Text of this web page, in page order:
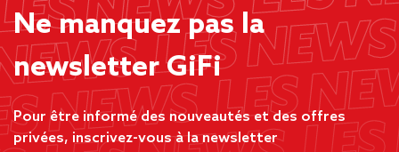
Ne manquez pas la
newsletter GiFi
Pour être informé des nouveautés et des offres
privées, inscrivez-vous à la newsletter